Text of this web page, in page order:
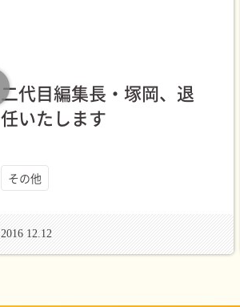
Previous
二代目編集長・塚岡、退
任いたします
その他
2016 12.12